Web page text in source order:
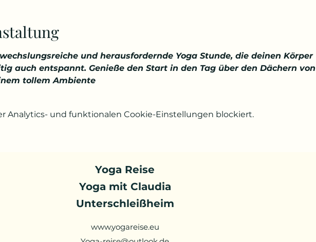
und herausfordernde Yoga Stunde, die deinen Körper
auch entspannt. Genieße den Start in den Tag über den Dächern von
tollem Ambiente
Analytics- und funktionalen Cookie-Einstellungen blockiert.
Yoga Reise
Yoga mit Claudia
Unterschleißheim
www.yogareise.eu